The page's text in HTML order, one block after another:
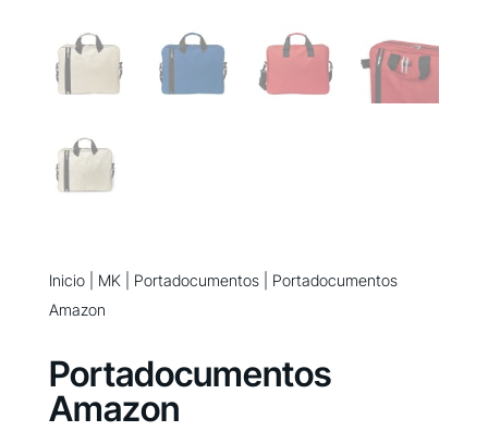
Inicio| MK| Portadocumentos| Portadocumentos
Amazon
Portadocumentos
Amazon